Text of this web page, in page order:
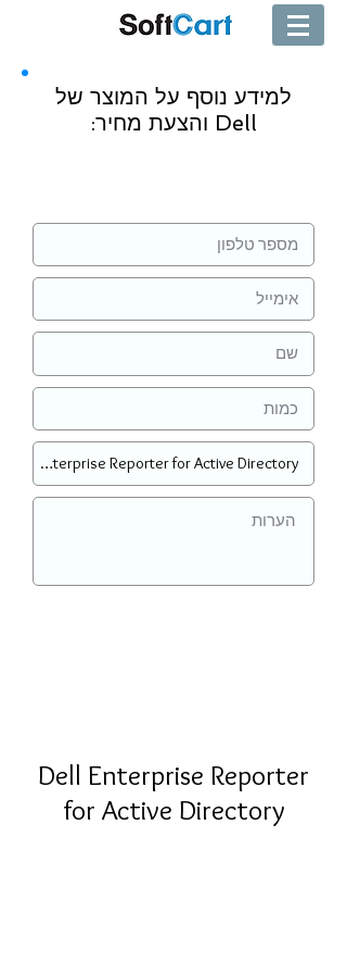
למידע נוסף על המוצר של
Dell והצעת מחיר:
Dell Enterprise Reporter
for Active Directory